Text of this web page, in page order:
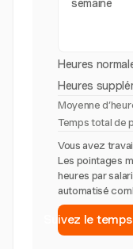
semaine
Heures
Heures
Moyenne
Temps total de
Vous avez
Les pointages
heures par
automatisé
Suivez le